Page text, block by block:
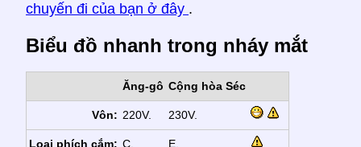
chuyến đi của bạn ở đây .
Biểu đồ nhanh trong nháy mắt
Ăng-gô Cộng hòa Séc
Vôn: 220V. 230V.
Loại phích cắm: C. E.